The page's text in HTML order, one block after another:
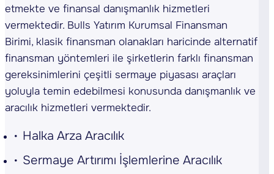
etmekte ve finansal danışmanlık hizmetleri
vermektedir. Bulls Yatırım Kurumsal Finansman
Birimi, klasik finansman olanakları haricinde alternatif
finansman yöntemleri ile şirketlerin farklı finansman
gereksinimlerini çeşitli sermaye piyasası araçları
yoluyla temin edebilmesi konusunda danışmanlık ve
aracılık hizmetleri vermektedir.
Halka Arza Aracılık
Sermaye Artırımı İşlemlerine Aracılık